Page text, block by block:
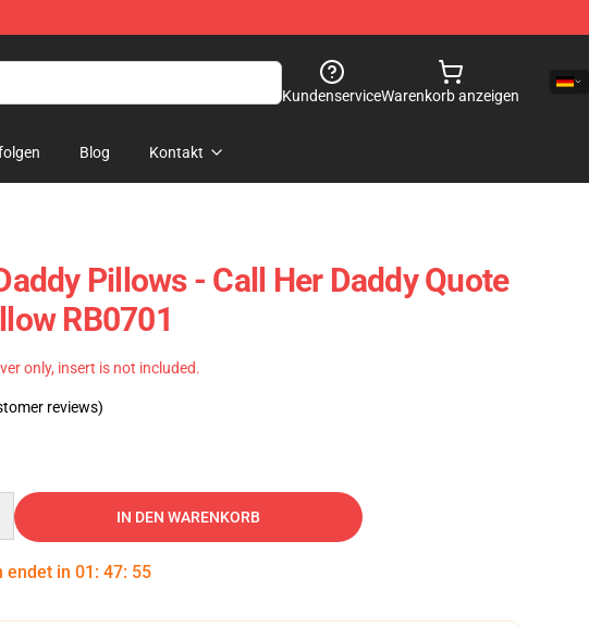
KundenserviceWarenkorb anzeigen
Blog Kontakt
Pillows - Call Her Daddy Quote
RB0701
only, insert is not included.
reviews)
IN DEN WARENKORB
endet in 01 : 47: 54